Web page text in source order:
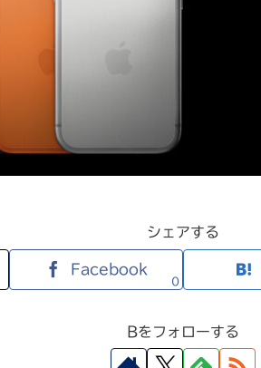
シェアする
Facebook
0
Bをフォローする